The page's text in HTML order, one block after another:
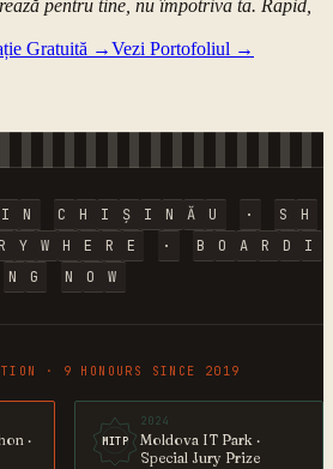
pentru tine, nu împotriva ta. Rapid,
Gratuită →Vezi Portofoliul →
I N C H I Ș I N Ă U · S
H
R Y W H E R E · B O A R D
I
N
G N O W
· 9 HONOURS SINCE 2019
·
MITP
2024
Moldova IT Park ·
Special Jury Prize